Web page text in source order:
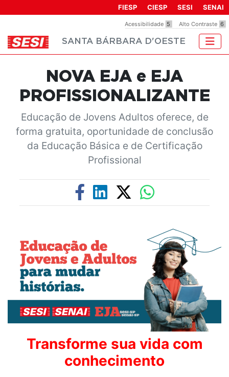
inclui
um
acessibilidade.
Acessibilidade 5 Alto Contraste 6
FIESP CIESP SESI SENAI
SANTA BÁRBARA D'OESTE
NOVA EJA e EJA
PROFISSIONALIZANTE
Educação de Jovens Adultos oferece, de
forma gratuita, oportunidade de conclusão
da Educação Básica e de Certificação
Profissional
Transforme sua vida com
conhecimento